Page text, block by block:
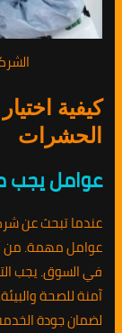
كيفية
الحشرات
عوامل يجب
عندما تبحث عن
عوامل مهمة. من
في السوق. يجب
آمنة للصحة
لضمان جودة